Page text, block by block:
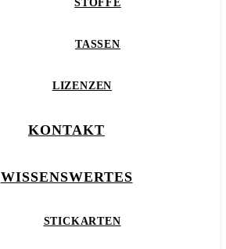
STOFFE
TASSEN
LIZENZEN
KONTAKT
WISSENSWERTES
STICKARTEN